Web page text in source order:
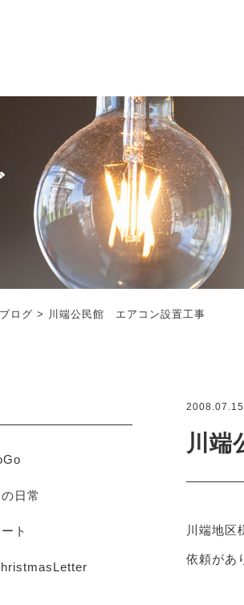
ブログ > 川端公民館 エアコン設置工事
2008.07.15
川端
川端地区
依頼があ
日常
ト